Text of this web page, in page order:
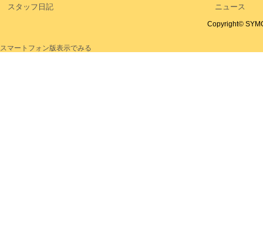
スタッフ日記
ニュース
Copyright©
スマートフォン版表示でみる